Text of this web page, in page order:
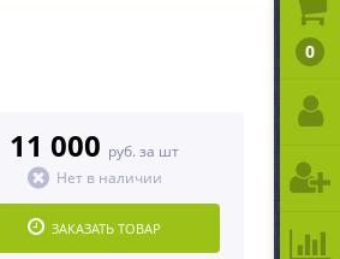
11 000 руб. за шт
Нет в наличии
ЗАКАЗАТЬ ТОВАР
0